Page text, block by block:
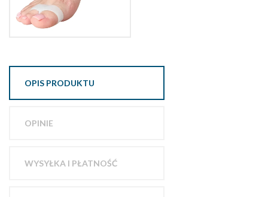
OPIS PRODUKTU
OPINIE
WYSYŁKA I PŁATNOŚĆ